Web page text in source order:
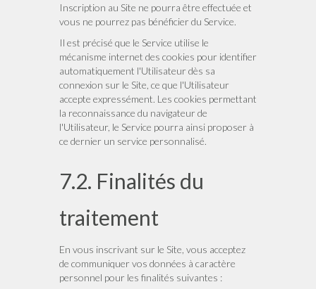
Inscription au Site ne pourra être effectuée et
vous ne pourrez pas bénéficier du Service.
Il est précisé que le Service utilise le
mécanisme internet des cookies pour identifier
automatiquement l'Utilisateur dès sa
connexion sur le Site, ce que l'Utilisateur
accepte expressément. Les cookies permettant
la reconnaissance du navigateur de
l'Utilisateur, le Service pourra ainsi proposer à
ce dernier un service personnalisé.
7.2. Finalités du
traitement
En vous inscrivant sur le Site, vous acceptez
de communiquer vos données à caractère
personnel pour les finalités suivantes :